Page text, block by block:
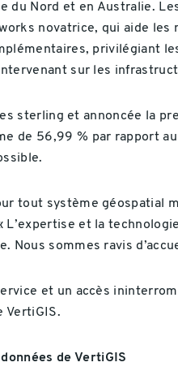
du Nord et en Australie.
novatrice, qui aide
privilégiant
sur les
sterling et annoncée la
de 56,99 % par rapport
tout système
L’expertise et la
sommes ravis
et un accès
VertiGIS.
de VertiGIS